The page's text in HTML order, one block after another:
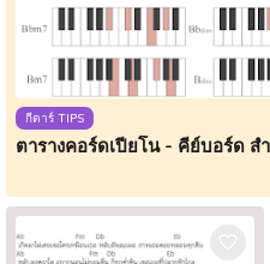
กีตาร์ TIPS
ตารางคอร์ดเปียโน - คีย์บอร์ด ส